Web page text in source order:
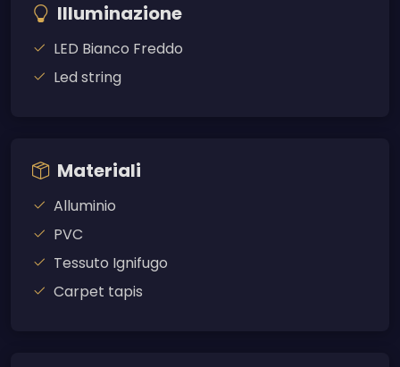
Illuminazione
LED Bianco Freddo
Led string
Materiali
Alluminio
PVC
Tessuto Ignifugo
Carpet tapis